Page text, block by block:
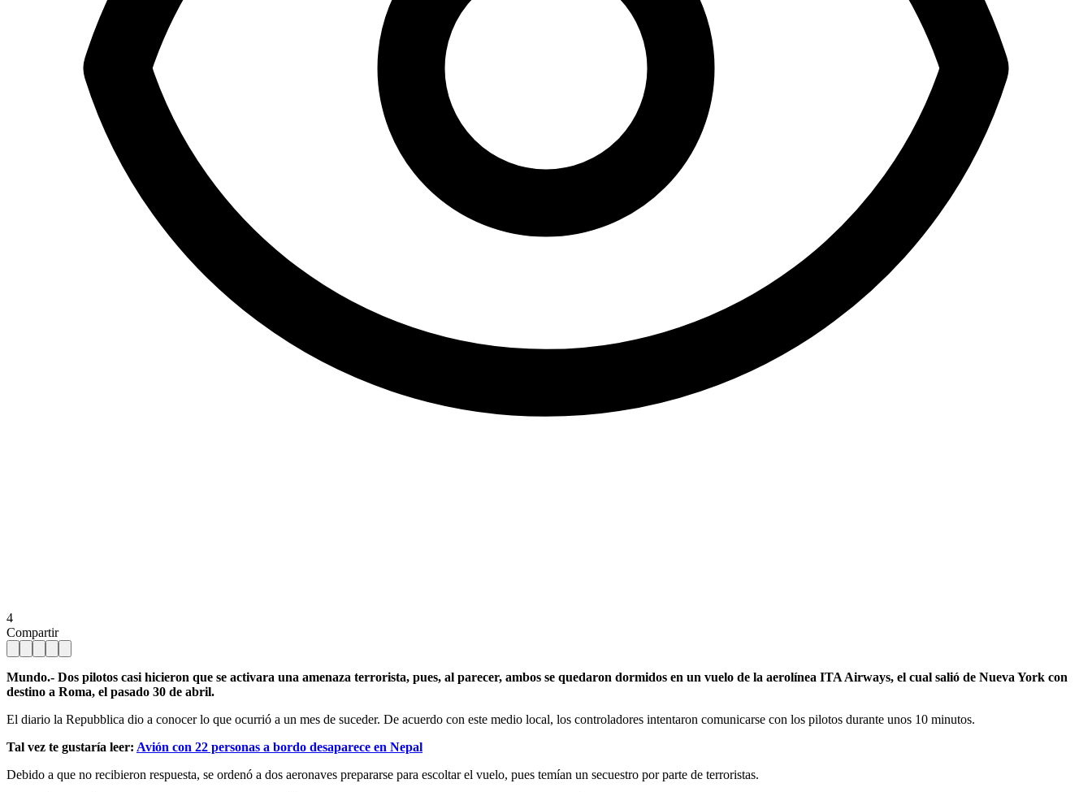
4
Compartir
Mundo.- Dos pilotos casi hicieron que se activara una amenaza terrorista, pues, al parecer, ambos se quedaron dormidos en un vuelo de la aerolínea ITA Airways, el cual salió de Nueva York con
destino a Roma, el pasado 30 de abril.
El diario la Repubblica dio a conocer lo que ocurrió a un mes de suceder. De acuerdo con este medio local, los controladores intentaron comunicarse con los pilotos durante unos 10 minutos.
Tal vez te gustaría leer: Avión con 22 personas a bordo desaparece en Nepal
Debido a que no recibieron respuesta, se ordenó a dos aeronaves prepararse para escoltar el vuelo, pues temían un secuestro por parte de terroristas.